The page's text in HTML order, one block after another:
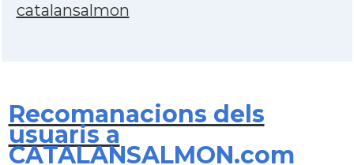
catalansalmon
Recomanacions dels
usuaris a
CATALANSALMON.com